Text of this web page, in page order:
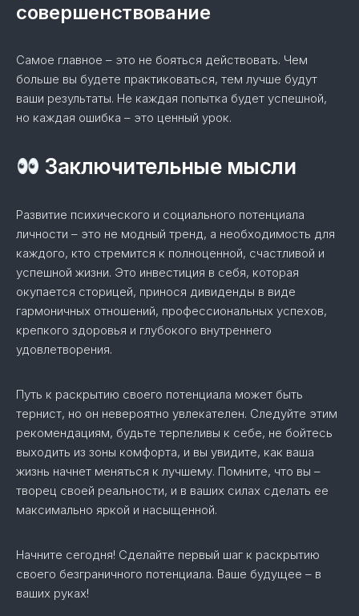
совершенствование
Самое главное – это не бояться действовать. Чем
больше вы будете практиковаться, тем лучше будут
ваши результаты. Не каждая попытка будет успешной,
но каждая ошибка – это ценный урок.
Заключительные мысли
Развитие психического и социального потенциала
личности – это не модный тренд, а необходимость для
каждого, кто стремится к полноценной, счастливой и
успешной жизни. Это инвестиция в себя, которая
окупается сторицей, принося дивиденды в виде
гармоничных отношений, профессиональных успехов,
крепкого здоровья и глубокого внутреннего
удовлетворения.
Путь к раскрытию своего потенциала может быть
тернист, но он невероятно увлекателен. Следуйте этим
рекомендациям, будьте терпеливы к себе, не бойтесь
выходить из зоны комфорта, и вы увидите, как ваша
жизнь начнет меняться к лучшему. Помните, что вы –
творец своей реальности, и в ваших силах сделать ее
максимально яркой и насыщенной.
Начните сегодня! Сделайте первый шаг к раскрытию
своего безграничного потенциала. Ваше будущее – в
ваших руках!